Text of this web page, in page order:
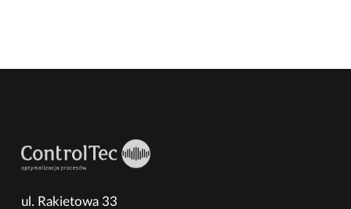
ul. Rakietowa 33